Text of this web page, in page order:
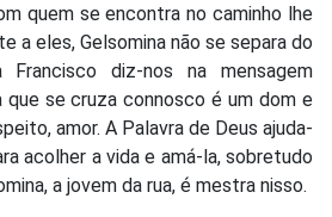
quem se encontra no caminho lhe
a eles, Gelsomina não se separa do
diz-nos na mensagem
que se cruza connosco é um dom e
amor. A Palavra de Deus ajuda-
acolher a vida e amá-la, sobretudo
a jovem da rua, é mestra nisso.